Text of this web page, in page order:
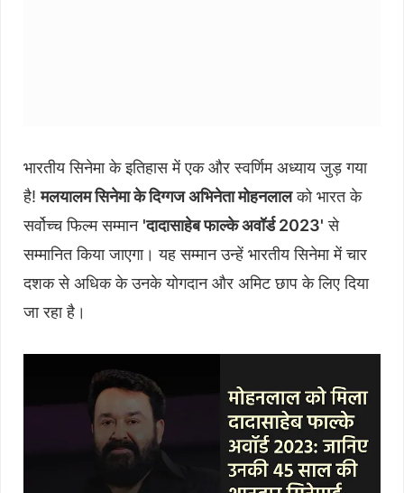
भारतीय सिनेमा के इतिहास में एक और स्वर्णिम अध्याय जुड़ गया
है!मलयालम सिनेमा के दिग्गज अभिनेता मोहनलालको भारत के
सर्वोच्च फिल्म सम्मान 'दादासाहेब फाल्के अवॉर्ड 2023' से
सम्मानित किया जाएगा। यह सम्मान उन्हें भारतीय सिनेमा में चार
दशक से अधिक के उनके योगदान और अमिट छाप के लिए दिया
जा रहा है।